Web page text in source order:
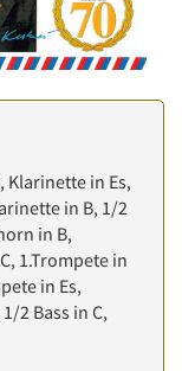
Klarinette in Es,
in B, 1/2
in B,
1.Trompete in
in Es,
2 Bass in C,